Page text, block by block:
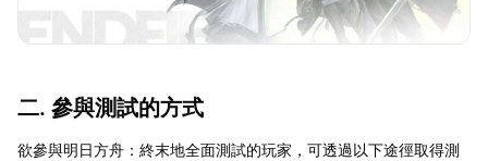
二. 參與測試的方式
欲參與明日方舟：終末地全面測試的玩家，可透過以下途徑取得測